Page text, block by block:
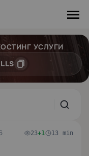
УСЛУГИ
23+1 13 min